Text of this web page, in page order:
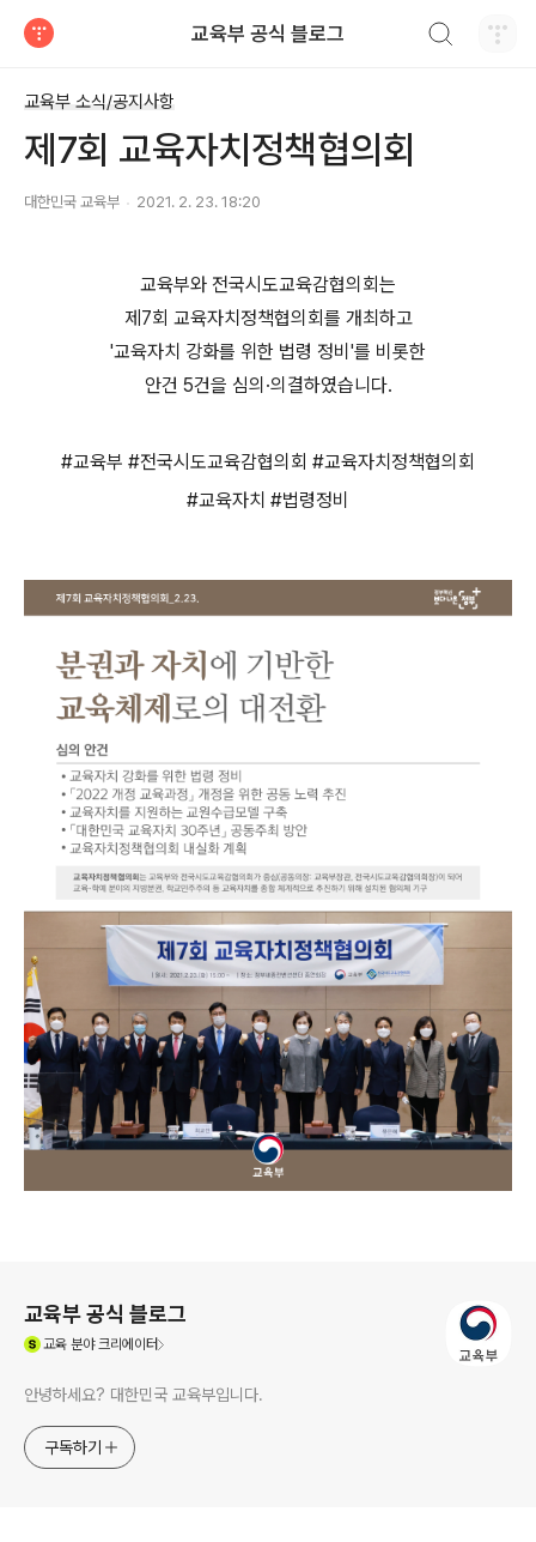
교육부 공식 블로그
교육부 소식/공지사항
제7회 교육자치정책협의회
대한민국 교육부 2021. 2. 23. 18:20
교육부와 전국시도교육감협의회는
제7회 교육자치정책협의회를 개최하고
'교육자치 강화를 위한 법령 정비'를 비롯한
안건 5건을 심의·의결하였습니다.
#교육부 #전국시도교육감협의회 #교육자치정책협의회
#교육자치 #법령정비
교육부 공식 블로그
교육분야 크리에이터
안녕하세요? 대한민국 교육부입니다.
구독하기